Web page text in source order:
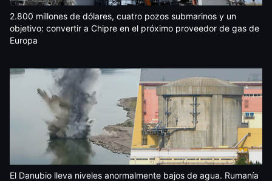
2.800 millones de dólares, cuatro pozos submarinos y un
objetivo: convertir a Chipre en el próximo proveedor de gas de
Europa
El Danubio lleva niveles anormalmente bajos de agua. Rumanía